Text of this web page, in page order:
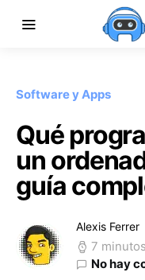
Software y Apps
Qué
un
guía
Alexis Ferrer
7
No hay